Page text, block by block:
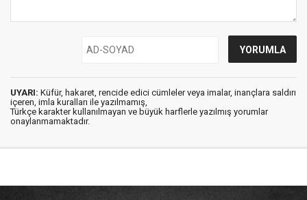
UYARI: Küfür, hakaret, rencide edici cümleler veya imalar, inançlara saldırı
içeren, imla kuralları ile yazılmamış,
Türkçe karakter kullanılmayan ve büyük harflerle yazılmış yorumlar
onaylanmamaktadır.